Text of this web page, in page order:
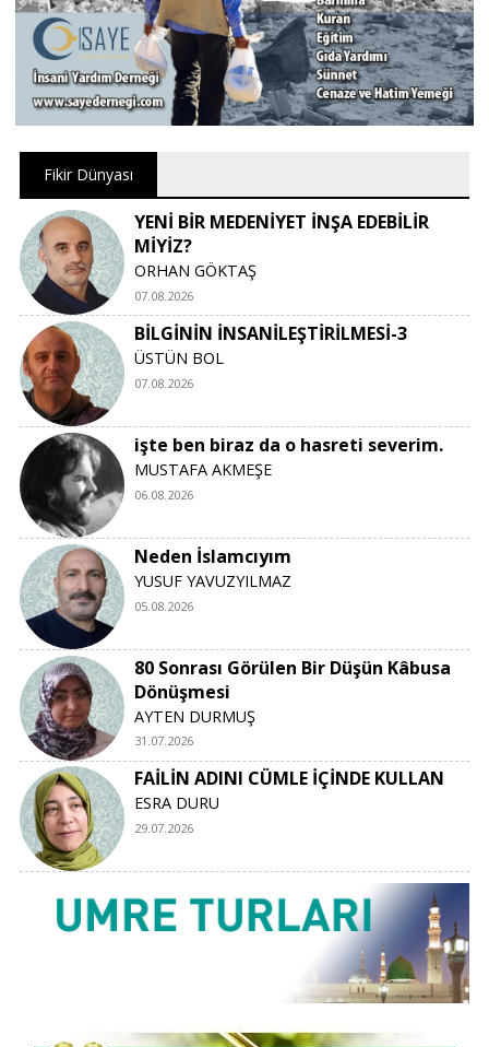
Fikir Dünyası
YENİ BİR MEDENİYET İNŞA EDEBİLİR
MİYİZ?
ORHAN GÖKTAŞ
07.08.2026
BİLGİNİN İNSANİLEŞTİRİLMESİ-3
ÜSTÜN BOL
07.08.2026
işte ben biraz da o hasreti severim.
MUSTAFA AKMEŞE
06.08.2026
Neden İslamcıyım
YUSUF YAVUZYILMAZ
05.08.2026
80 Sonrası Görülen Bir Düşün Kâbusa
Dönüşmesi
AYTEN DURMUŞ
31.07.2026
FAİLİN ADINI CÜMLE İÇİNDE KULLAN
ESRA DURU
29.07.2026